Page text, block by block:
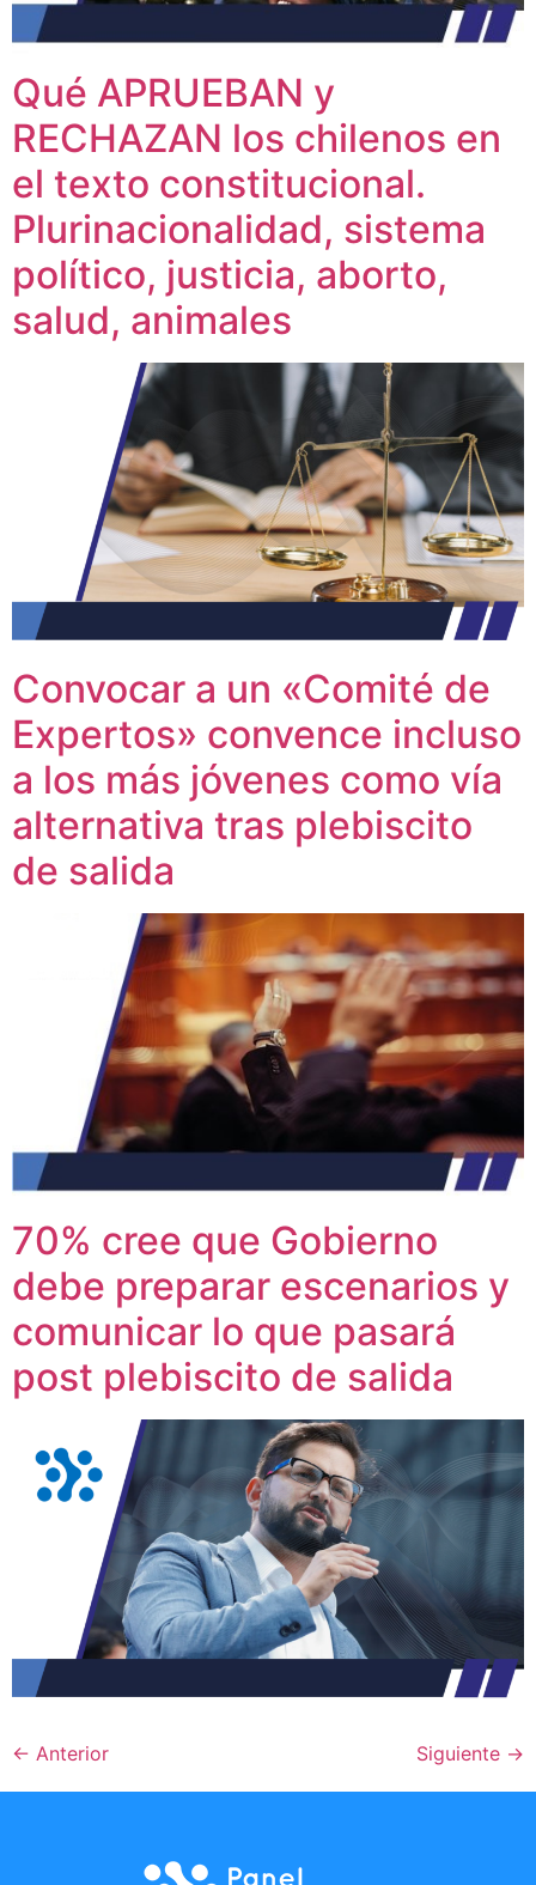
Qué APRUEBAN y
RECHAZAN los chilenos en
el texto constitucional.
Plurinacionalidad, sistema
político, justicia, aborto,
salud, animales
Convocar a un «Comité de
Expertos» convence incluso
a los más jóvenes como vía
alternativa tras plebiscito
de salida
70% cree que Gobierno
debe preparar escenarios y
comunicar lo que pasará
post plebiscito de salida
← Anterior Siguiente →